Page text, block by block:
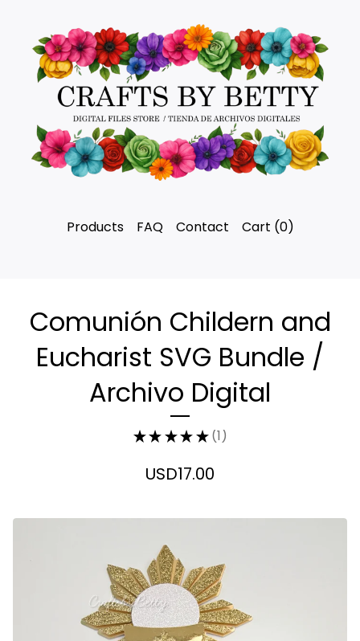
Products FAQ Contact Cart (0)
Comunión Childern and
Eucharist SVG Bundle /
Archivo Digital
★ ★ ★ ★ ★ 1
1
USD17.00